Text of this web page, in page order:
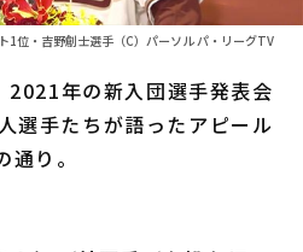
ァイターズ
ンイーグルス
1位・吉野創士選手（C）パーソル パ・リーグTV
年の新入団選手発表会
選手たちが語ったアピール
り。